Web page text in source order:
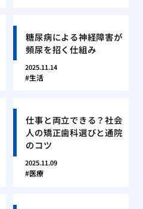
糖尿病による神経障害が
頻尿を招く仕組み
2025.11.14
生活
仕事と両立できる？社会
人の矯正歯科選びと通院
のコツ
2025.11.09
医療